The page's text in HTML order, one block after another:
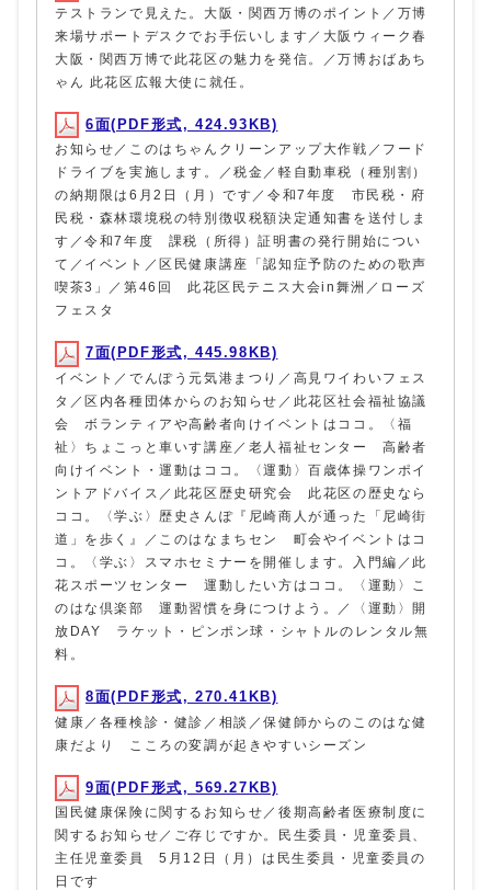
テストランで見えた。大阪・関西万博のポイント／万博
来場サポートデスクでお手伝いします／大阪ウィーク春
大阪・関西万博で此花区の魅力を発信。／万博おばあち
ゃん 此花区広報大使に就任。
6面(PDF形式, 424.93KB)
お知らせ／このはちゃんクリーンアップ大作戦／フード
ドライブを実施します。／税金／軽自動車税（種別割）
の納期限は6月2日（月）です／令和7年度 市民税・府
民税・森林環境税の特別徴収税額決定通知書を送付しま
す／令和7年度 課税（所得）証明書の発行開始につい
て／イベント／区民健康講座「認知症予防のための歌声
喫茶3」／第46回 此花区民テニス大会in舞洲／ローズ
フェスタ
7面(PDF形式, 445.98KB)
イベント／でんぽう元気港まつり／高見ワイわいフェス
タ／区内各種団体からのお知らせ／此花区社会福祉協議
会 ボランティアや高齢者向けイベントはココ。〈福
祉〉ちょこっと車いす講座／老人福祉センター 高齢者
向けイベント・運動はココ。〈運動〉百歳体操ワンポイ
ントアドバイス／此花区歴史研究会 此花区の歴史なら
ココ。〈学ぶ〉歴史さんぽ『尼崎商人が通った「尼崎街
道」を歩く』／このはなまちセン 町会やイベントはコ
コ。〈学ぶ〉スマホセミナーを開催します。入門編／此
花スポーツセンター 運動したい方はココ。〈運動〉こ
のはな倶楽部 運動習慣を身につけよう。／〈運動〉開
放DAY ラケット・ピンポン球・シャトルのレンタル無
料。
8面(PDF形式, 270.41KB)
健康／各種検診・健診／相談／保健師からのこのはな健
康だより こころの変調が起きやすいシーズン
9面(PDF形式, 569.27KB)
国民健康保険に関するお知らせ／後期高齢者医療制度に
関するお知らせ／ご存じですか。民生委員・児童委員、
主任児童委員 5月12日（月）は民生委員・児童委員の
日です